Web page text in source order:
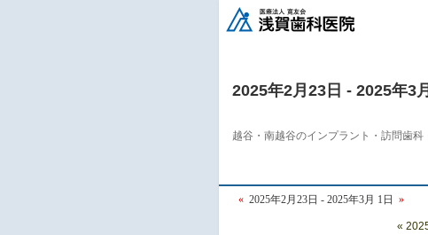
2025年2月23日 - 2025年3
越谷・南越谷のインプラント・訪問歯
« 2025年2月23日 - 2025年3月 1日 »
«